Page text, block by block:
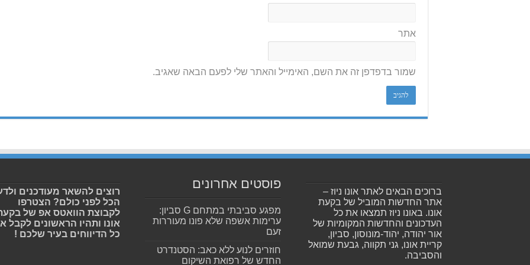
אתר
שמור בדפדפן זה את השם, האימייל והאתר שלי לפעם הבאה שאגיב.
ברוכים הבאים לאתר אונו ניוז –
אתר החדשות המוביל של בקעת
אונו. באונו ניוז תמצאו את כל
העדכונים והחדשות המקומיות של
אור יהודה, יהוד-מונוסון, סביון,
קריית אונו, גני תקווה, גבעת שמואל
והסביבה.
פוסטים אחרונים
מפגע סביבתי במתחם G סביון:
ערימות אשפה שלא פונו מעוררות
זעם
חוזרים לנוע ללא כאב: הסטנדרט
החדש של רפואת השיקום
רוצים להשאר מעודכנים
הכל לפני כולם? הצטרפו
לקבוצת הוואטס אפ של
אונו ותהיו הראשונים לקבל
כל הדיווחים בעיר שלכם !